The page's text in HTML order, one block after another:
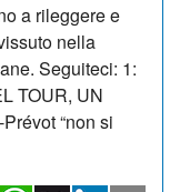
a rileggere e
nella
Seguiteci: 1:
TOUR, UN
“non si